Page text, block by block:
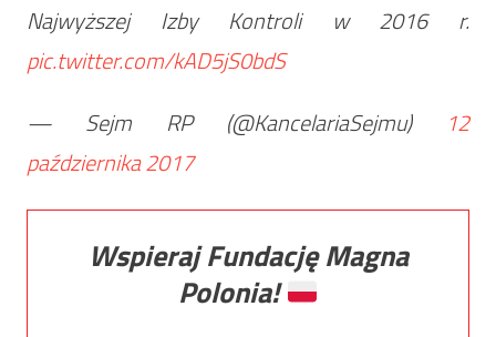
Najwyższej Izby Kontroli w 2016 r.
pic.twitter.com/kAD5jS0bdS
— Sejm RP (@KancelariaSejmu)
12
października 2017
Wspieraj Fundację Magna
Polonia!